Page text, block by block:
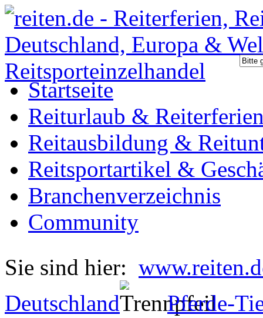
Startseite
Reiturlaub &
Reitausbildung &
Reitsportartikel &
Branchenverzeichnis
Community
Sie sind hier:
Deutschland
Pferde-